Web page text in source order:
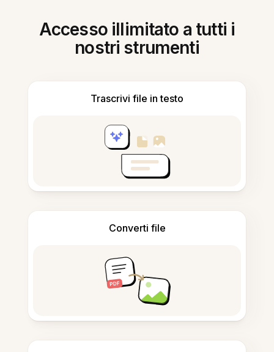
Accesso illimitato a tutti i
nostri strumenti
Trascrivi file in testo
Converti file